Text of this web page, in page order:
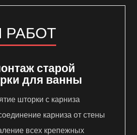
РАБОТ
старой
для ванны
шторки с карниза
карниза от стены
всех крепежных